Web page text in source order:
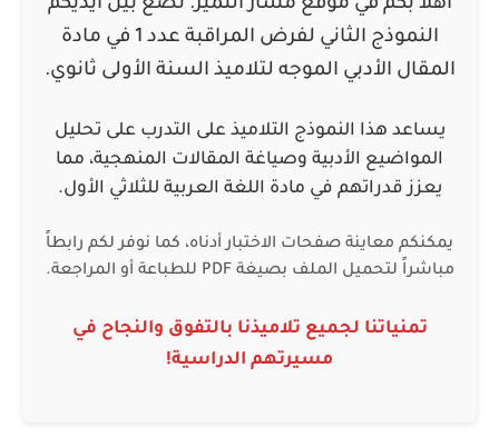
أهلاً بكم في موقع مسار التميز. نضع بين أيديكم
النموذج الثاني لفرض المراقبة عدد 1 في مادة
المقال الأدبي الموجه لتلاميذ السنة الأولى ثانوي.
يساعد هذا النموذج التلاميذ على التدرب على تحليل
المواضيع الأدبية وصياغة المقالات المنهجية، مما
يعزز قدراتهم في مادة اللغة العربية للثلاثي الأول.
يمكنكم معاينة صفحات الاختبار أدناه، كما نوفر لكم رابطاً
مباشراً لتحميل الملف بصيغة PDF للطباعة أو المراجعة.
تمنياتنا لجميع تلاميذنا بالتفوق والنجاح في
مسيرتهم الدراسية!